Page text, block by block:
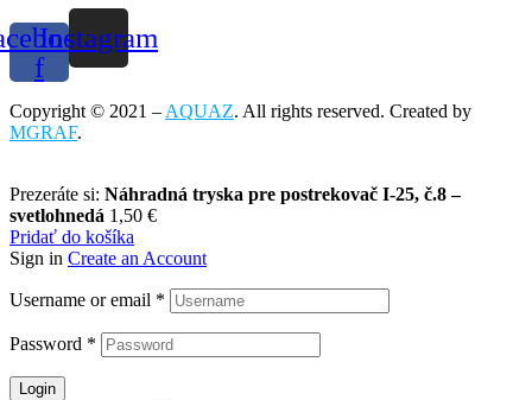
f
Instagram
Copyright © 2021 – AQUAZ. All rights reserved. Created by
MGRAF.
Prezeráte si: Náhradná tryska pre postrekovač I-25, č.8 –
svetlohnedá 1,50 €
Pridať do košíka
Sign in Create an Account
Username or email *
Password *
Login